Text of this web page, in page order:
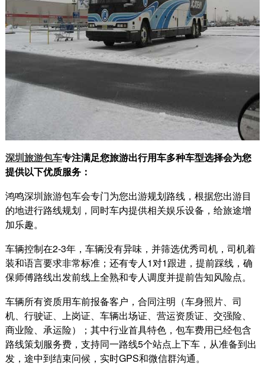
深圳旅游包车专注满足您旅游出行用车多种车型选择会为您
提供以下优质服务：
鸿鸣深圳旅游包车会专门为您出游规划路线，根据您出游目
的地进行路线规划，同时车内提供相关娱乐设备，给旅途增
加乐趣。
车辆控制在2-3年，车辆没有异味，并筛选优秀司机，司机着
装和语言要求非常标准；还有专人1对1跟进，提前踩线，确
保师傅路线出发前线上全熟和专人调度并提前告知风险点。
车辆所有资质用车前报备客户，合同注明（车身照片、司
机、行驶证、上岗证、车辆出场证、营运资质证、交强险、
商业险、承运险）；其中行业首具特色，包车费用已经包含
路线策划服务费，支持同一路线5个站点上下车，从准备到出
发，途中到结束问候，实时GPS和微信群沟通。